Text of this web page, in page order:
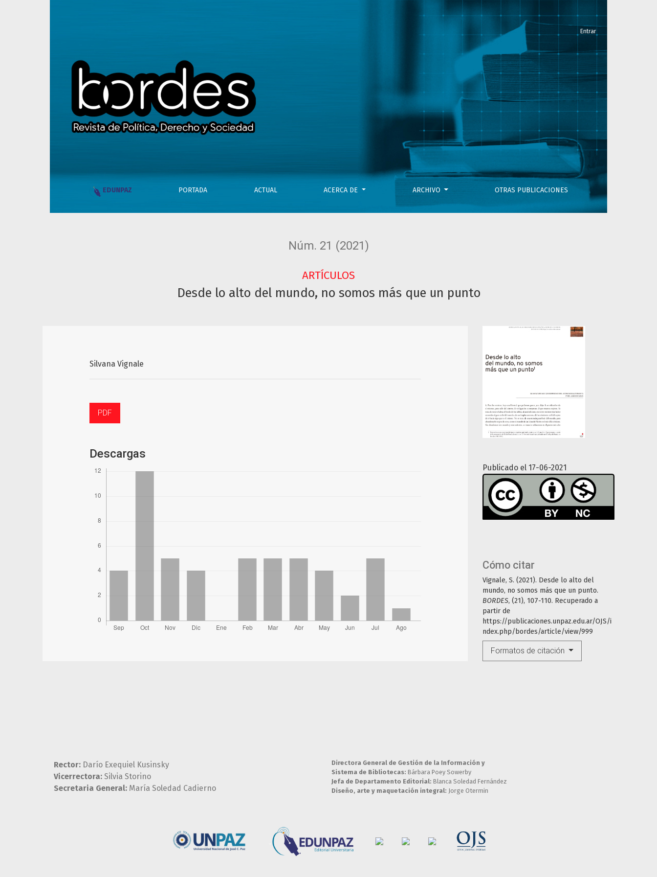
EDUNPAZ PORTADA ACTUAL ACERCA DE ARCHIVO OTRAS PUBLICACIONES
Entrar
Núm. 21 (2021)
ARTÍCULOS
Desde lo alto del mundo, no somos más que un punto
Publicado el 17-06-2021
Cómo citar
Vignale, S. (2021). Desde lo alto del
mundo, no somos más que un punto.
BORDES, (21), 107-110. Recuperado a
partir de
https://publicaciones.unpaz.edu.ar/OJS/i
ndex.php/bordes/article/view/999
Formatos de citación
Silvana Vignale
PDF
Descargas
Rector: Darío Exequiel Kusinsky
Vicerrectora: Silvia Storino
Secretaria General: María Soledad Cadierno
Directora General de Gestión de la Información y
Sistema de Bibliotecas: Bárbara Poey Sowerby
Jefa de Departamento Editorial: Blanca Soledad Fernández
Diseño, arte y maquetación integral: Jorge Otermin